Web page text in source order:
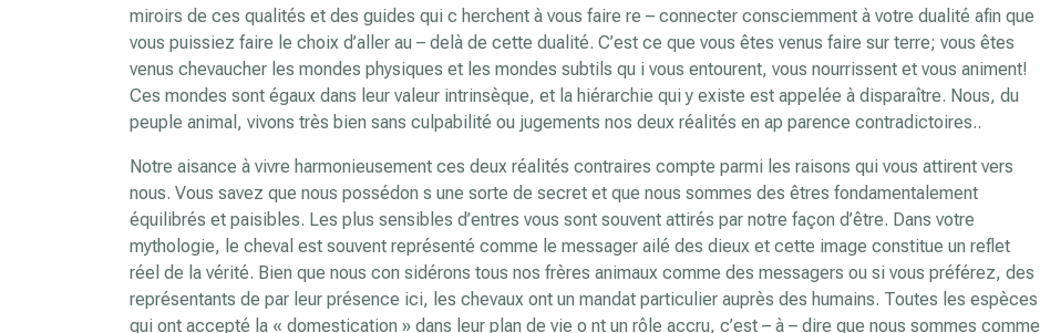
miroirs de ces qualités et des guides qui c herchent à vous faire re – connecter consciemment à votre dualité afin que
vous puissiez faire le choix d’aller au – delà de cette dualité. C’est ce que vous êtes venus faire sur terre; vous êtes
venus chevaucher les mondes physiques et les mondes subtils qu i vous entourent, vous nourrissent et vous animent!
Ces mondes sont égaux dans leur valeur intrinsèque, et la hiérarchie qui y existe est appelée à disparaître. Nous, du
peuple animal, vivons très bien sans culpabilité ou jugements nos deux réalités en ap parence contradictoires..
Notre aisance à vivre harmonieusement ces deux réalités contraires compte parmi les raisons qui vous attirent vers
nous. Vous savez que nous possédon s une sorte de secret et que nous sommes des êtres fondamentalement
équilibrés et paisibles. Les plus sensibles d’entres vous sont souvent attirés par notre façon d’être. Dans votre
mythologie, le cheval est souvent représenté comme le messager ailé des dieux et cette image constitue un reflet
réel de la vérité. Bien que nous con sidérons tous nos frères animaux comme des messagers ou si vous préférez, des
représentants de par leur présence ici, les chevaux ont un mandat particulier auprès des humains. Toutes les espèces
qui ont accepté la « domestication » dans leur plan de vie o nt un rôle accru, c’est – à – dire que nous sommes comme